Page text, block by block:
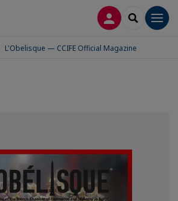
CONNEXION
L'Obelisque — CCIFE Official Magazine